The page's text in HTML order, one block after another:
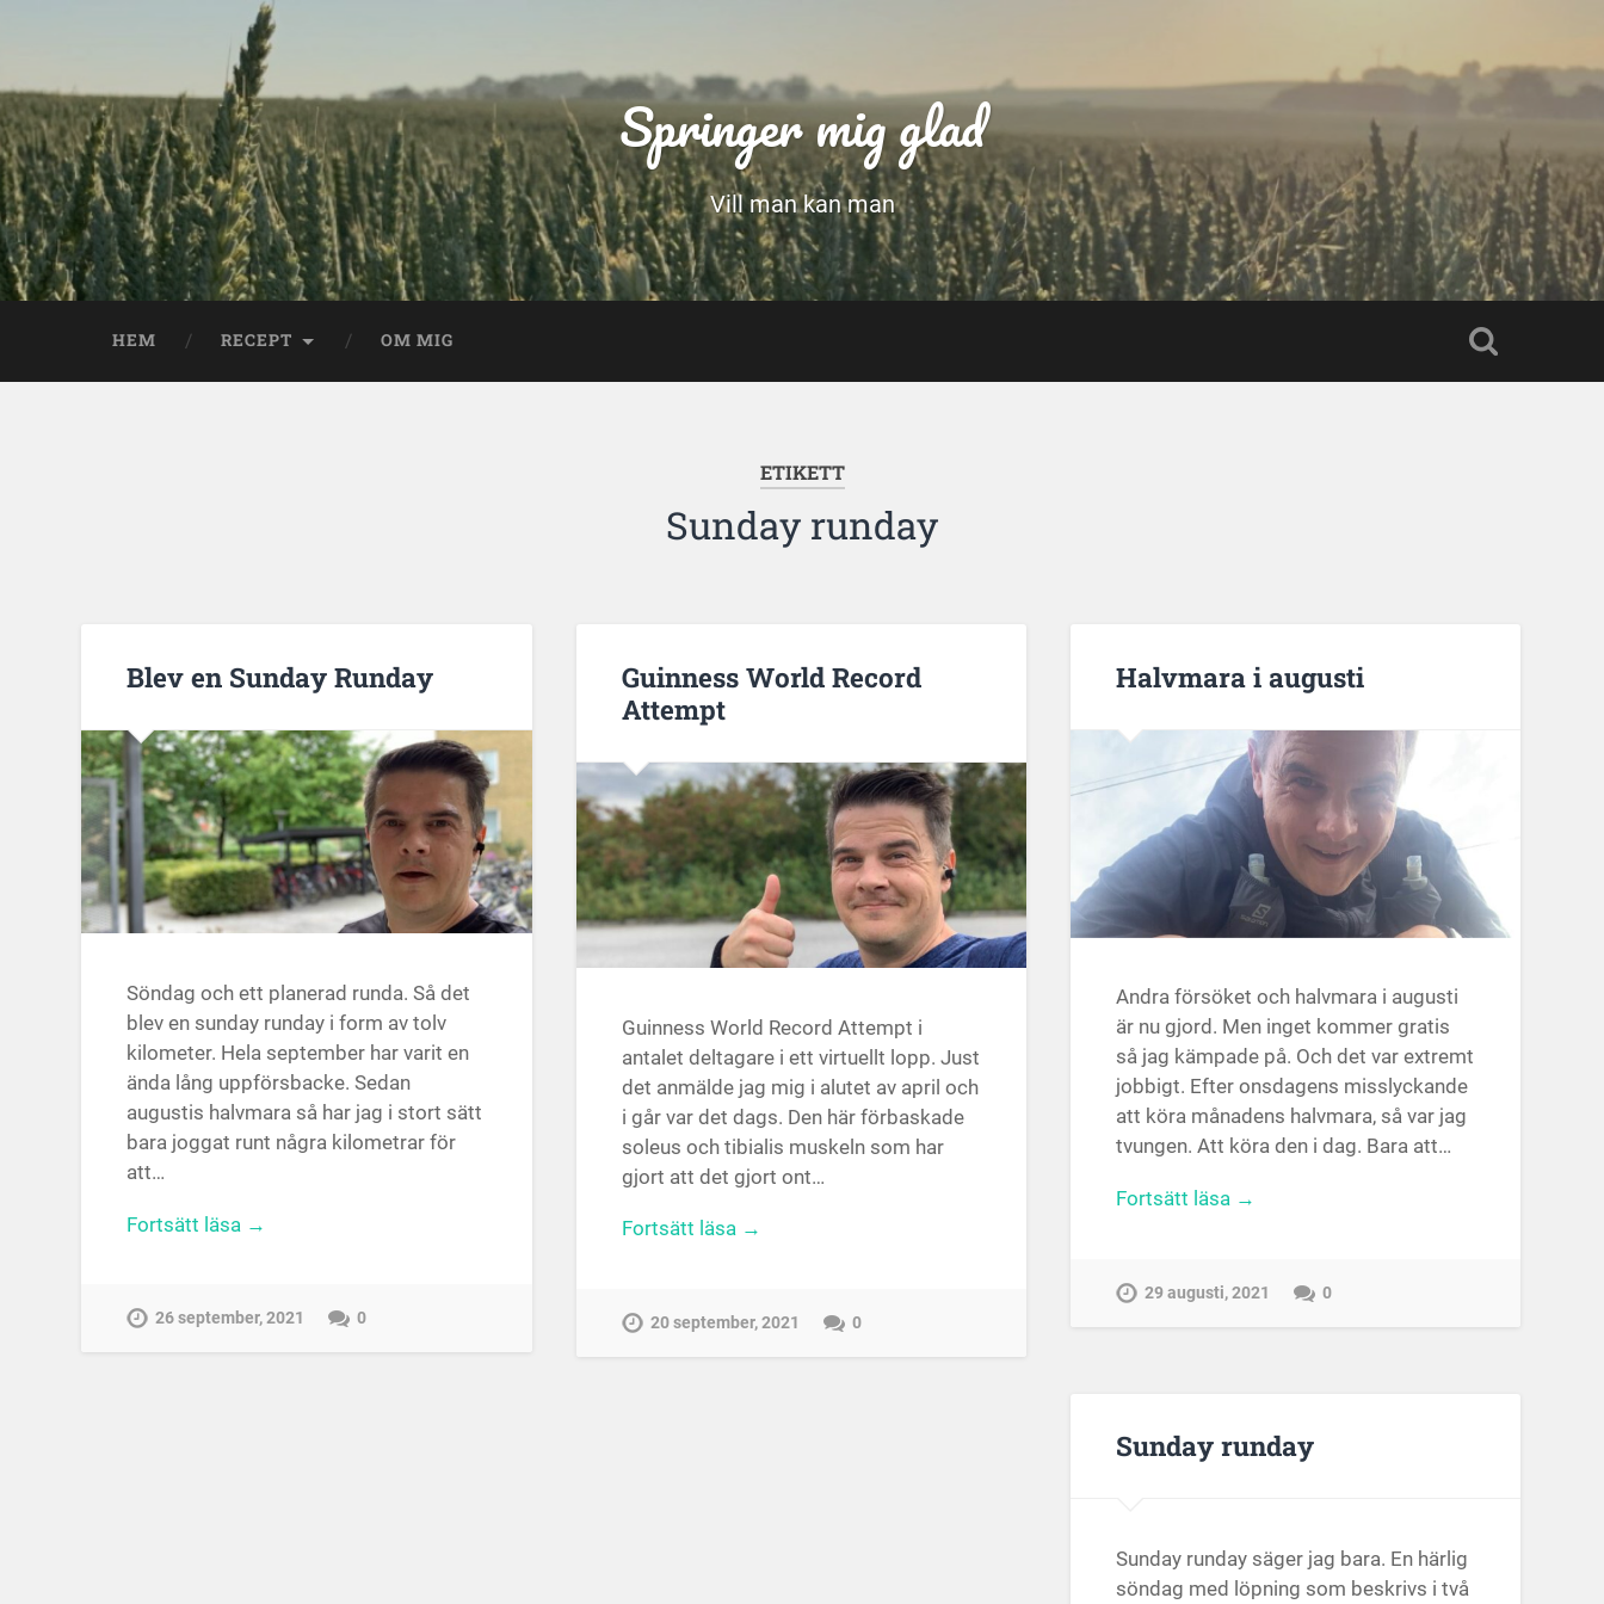
Springer mig glad
Vill man kan man
HEM RECEPT OM MIG
ETIKETT
Sunday runday
Blev en Sunday Runday
Söndag och ett planerad runda. Så det
blev en sunday runday i form av tolv
kilometer. Hela september har varit en
ända lång uppförsbacke. Sedan
augustis halvmara så har jag i stort sätt
bara joggat runt några kilometrar för
att…
Fortsätt läsa →
26 september, 2021 0
Guinness World Record
Attempt
Guinness World Record Attempt i
antalet deltagare i ett virtuellt lopp. Just
det anmälde jag mig i alutet av april och
i går var det dags. Den här förbaskade
soleus och tibialis muskeln som har
gjort att det gjort ont…
Fortsätt läsa →
20 september, 2021 0
Halvmara i augusti
Andra försöket och halvmara i augusti
är nu gjord. Men inget kommer gratis
så jag kämpade på. Och det var extremt
jobbigt. Efter onsdagens misslyckande
att köra månadens halvmara, så var jag
tvungen. Att köra den i dag. Bara att…
Fortsätt läsa →
29 augusti, 2021 0
Sunday runday
Sunday runday säger jag bara. En härlig
söndag med löpning som beskrivs i två